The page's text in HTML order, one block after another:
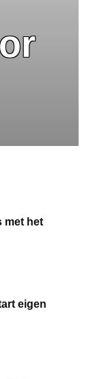
met het
eigen